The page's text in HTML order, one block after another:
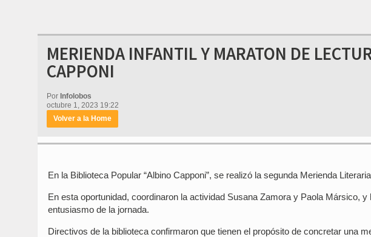
MERIENDA INFANTIL Y MARATON DE
CAPPONI
Por Infolobos
octubre 1, 2023 19:22
Volver a la Home
En la Biblioteca Popular “Albino Capponi”, se realizó la segunda Merienda
En esta oportunidad, coordinaron la actividad Susana Zamora y Paola Mársico,
entusiasmo de la jornada.
Directivos de la biblioteca confirmaron que tienen el propósito de concretar una